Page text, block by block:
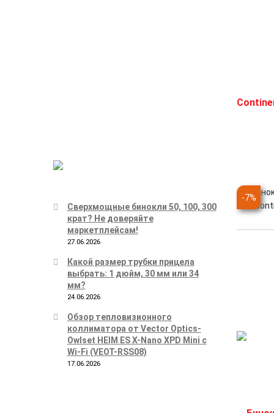
Сверхмощные бинокли 50, 100, 300
крат? Не доверяйте
маркетплейсам!
27.06.2026
Какой размер трубки прицела
выбрать: 1 дюйм, 30 мм или 34
мм?
24.06.2026
Обзор тепловизионного
коллиматора от Vector Optics-
Owlset HEIM ES X-Nano XPD Mini с
Wi-Fi (VEOT-RSS08)
17.06.2026
-7%